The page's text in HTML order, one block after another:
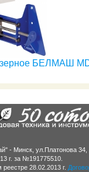
БЕЛМАШ
- Минск, ул.Платонова 34,
г. за №191775510.
28.02.2013 г.